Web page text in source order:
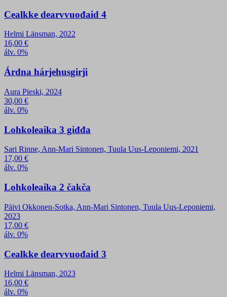
Cealkke dearvvuođaid 4
Helmi Länsman, 2022
16,00 €
álv. 0%
Árdna hárjehusgirji
Aura Pieski, 2024
30,00 €
álv. 0%
Lohkoleaika 3 giđđa
Sari Rinne, Ann-Mari Sintonen, Tuula Uus-Leponiemi, 2021
17,00 €
álv. 0%
Lohkoleaika 2 čakča
Päivi Okkonen-Sotka, Ann-Mari Sintonen, Tuula Uus-Leponiemi,
2023
17,00 €
álv. 0%
Cealkke dearvvuođaid 3
Helmi Länsman, 2023
16,00 €
álv. 0%